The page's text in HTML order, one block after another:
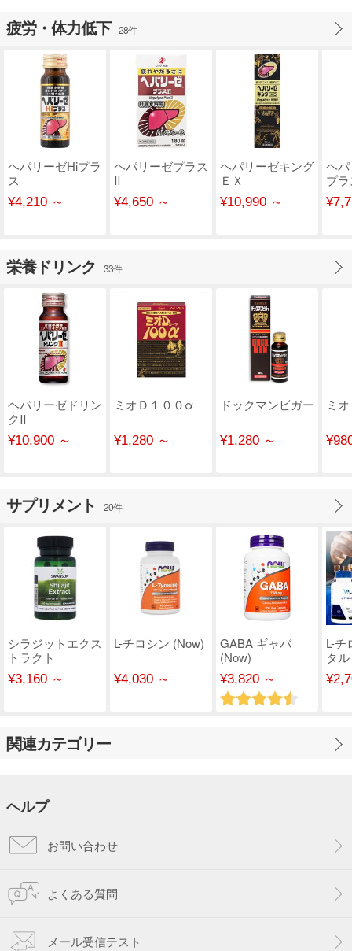
疲労・体力低下 28件
ヘパリーゼHiプラ
ス
¥4,210 ～
ヘパリーゼプラス
Ⅱ
¥4,650 ～
ヘパリーゼキング
ＥＸ
¥10,990 ～
ヘ
プ
栄養ドリンク 33件
ヘパリーゼドリン
クⅡ
¥10,900 ～
ミオＤ１００α
¥1,280 ～
ドックマンビガー
¥1,280 ～
ミ
サプリメント 20件
シラジットエクス
トラクト
(Swanson)
¥3,160 ～
L-チロシン (Now)
¥4,030 ～
GABA ギャバ
(Now)
¥3,820 ～
L-チ
タ
関連カテゴリー
ヘルプ
お問い合わせ
よくある質問
メール受信テスト